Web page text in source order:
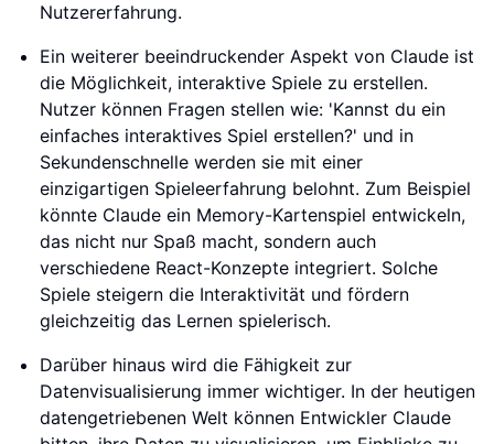
Nutzererfahrung.
Ein weiterer beeindruckender Aspekt von Claude ist
die Möglichkeit, interaktive Spiele zu erstellen.
Nutzer können Fragen stellen wie: 'Kannst du ein
einfaches interaktives Spiel erstellen?' und in
Sekundenschnelle werden sie mit einer
einzigartigen Spieleerfahrung belohnt. Zum Beispiel
könnte Claude ein Memory-Kartenspiel entwickeln,
das nicht nur Spaß macht, sondern auch
verschiedene React-Konzepte integriert. Solche
Spiele steigern die Interaktivität und fördern
gleichzeitig das Lernen spielerisch.
Darüber hinaus wird die Fähigkeit zur
Datenvisualisierung immer wichtiger. In der heutigen
datengetriebenen Welt können Entwickler Claude